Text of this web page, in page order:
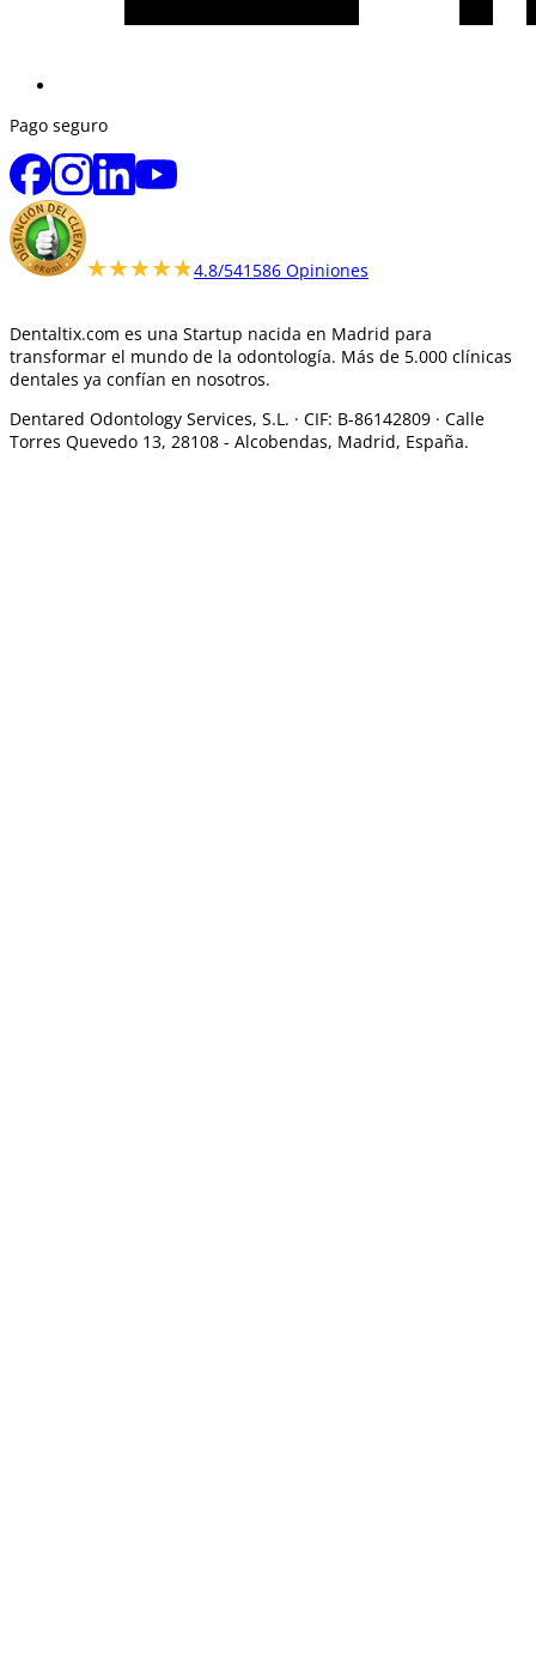
Pago seguro
★★★★★
★★★★★4.8/541586 Opiniones
Dentaltix.com es una Startup nacida en Madrid para
transformar el mundo de la odontología. Más de 5.000 clínicas
dentales ya confían en nosotros.
Dentared Odontology Services, S.L. · CIF: B-86142809 · Calle
Torres Quevedo 13, 28108 - Alcobendas, Madrid, España.